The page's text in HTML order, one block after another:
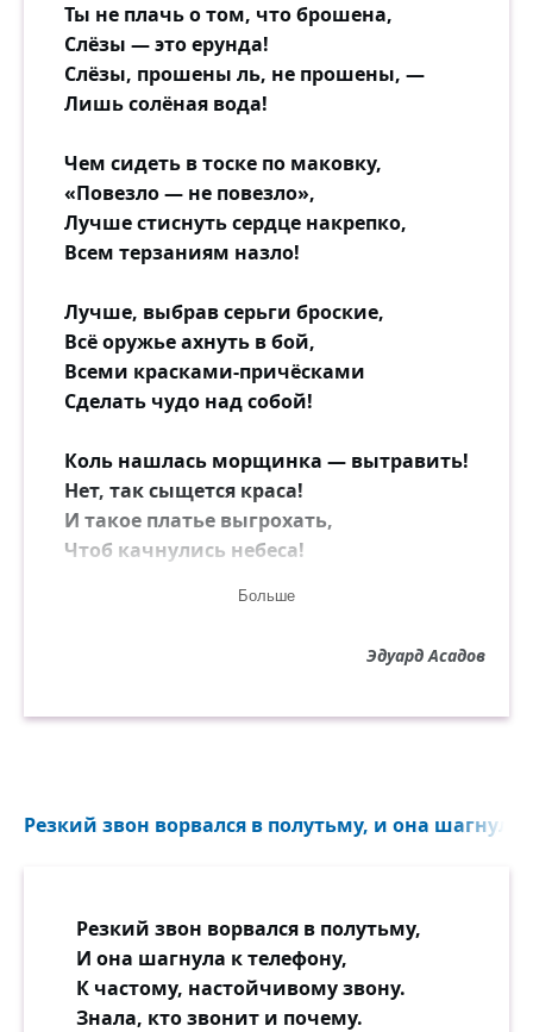
Ты не плачь о том, что брошена,
Слёзы — это ерунда!
Слёзы, прошены ль, не прошены, —
Лишь солёная вода!
Чем сидеть в тоске по маковку,
«Повезло — не повезло»,
Лучше стиснуть сердце накрепко,
Всем терзаниям назло!
Лучше, выбрав серьги броские,
Всё оружье ахнуть в бой,
Всеми красками-причёсками
Сделать чудо над собой!
Коль нашлась морщинка — вытравить!
Нет, так сыщется краса!
И такое платье выгрохать,
Чтоб качнулись небеса!
Будет вечер — обязательно
А спокойно и уверенно:
— Все в кино? И я — в кино! —
Ты ли брошен, я ли брошена —
Даже вспомнить-то смешно!
Больше
Эдуард Асадов
Резкий звон ворвался в полутьму, и она шагнула
Резкий звон ворвался в полутьму,
И она шагнула к телефону,
К частому, настойчивому звону.
Знала, кто звонит и почему.